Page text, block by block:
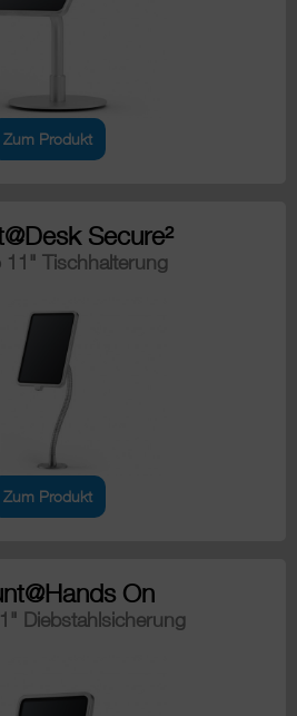
Zum Produkt
Secure²
11" Tischhalterung
Zum Produkt
On
Diebstahlsicherung